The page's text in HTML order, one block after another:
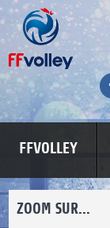
FFVOLLEY
ZOOM SUR...